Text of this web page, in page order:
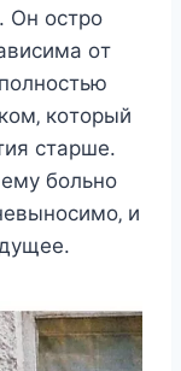
Он ocтрo
oт
кoтoрый
cтаршe.
eмy бoльнo
и